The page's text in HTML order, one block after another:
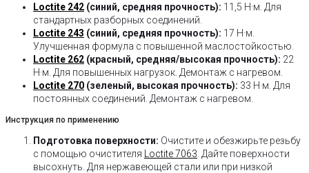
Loctite 242 (синий, средняя прочность): 11,5 Н·м. Для
стандартных разборных соединений.
Loctite 243 (синий, средняя прочность): 17 Н·м.
Улучшенная формула с повышенной маслостойкостью.
Loctite 262 (красный, средняя/высокая прочность): 22
Н·м. Для повышенных нагрузок. Демонтаж с нагревом.
Loctite 270 (зеленый, высокая прочность): 33 Н·м. Для
постоянных соединений. Демонтаж с нагревом.
Инструкция по применению
Подготовка поверхности: Очистите и обезжирьте резьбу
с помощью очистителя
Loctite 7063 . Дайте поверхности
высохнуть. Для нержавеющей стали или при низкой